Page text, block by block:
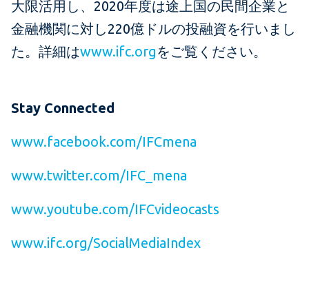
大限活用し、2020年度は途上国の民間企業と
金融機関に対し220億ドルの投融資を行いまし
た。詳細はwww.ifc.orgをご覧ください。
Stay Connected
www.facebook.com/IFCmena
www.twitter.com/IFC_mena
www.youtube.com/IFCvideocasts
www.ifc.org/SocialMediaIndex